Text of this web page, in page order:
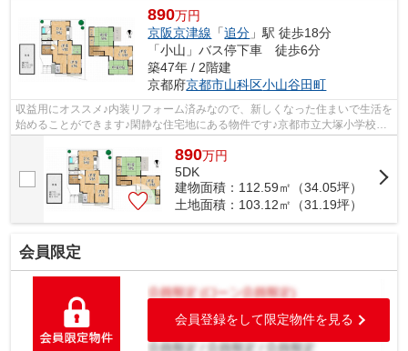
890万円
京阪京津線 「追分 」駅 徒歩18分
「小山」バス停下車 徒歩6分
築47年 / 2階建
京都府京都市山科区小山谷田町
収益用にオススメ♪内装リフォーム済みなので、新しくなった住まいで生活を
始めることができます♪閑静な住宅地にある物件です♪京都市立大塚小学校が
890万円
5DK
建物面積：112.59㎡（34.05坪）
土地面積：103.12㎡（31.19坪）
会員限定
会員登録をして限定物件を見る